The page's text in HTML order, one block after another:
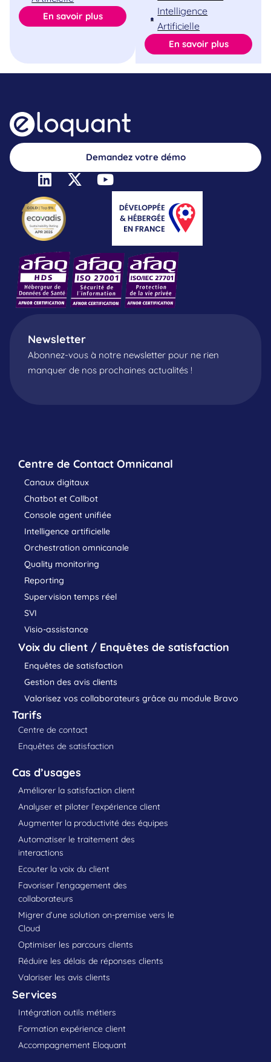
En savoir plus
Intelligence
Artificielle
En savoir plus
Demandez votre démo
Newsletter
Abonnez-vous à notre newsletter pour ne rien
manquer de nos prochaines actualités !
Centre de Contact Omnicanal
Canaux digitaux
Chatbot et Callbot
Console agent unifiée
Intelligence artificielle
Orchestration omnicanale
Quality monitoring
Reporting
Supervision temps réel
SVI
Visio-assistance
Voix du client / Enquêtes de satisfaction
Enquêtes de satisfaction
Gestion des avis clients
Valorisez vos collaborateurs grâce au module Bravo
Tarifs
Centre de contact
Enquêtes de satisfaction
Cas d’usages
Améliorer la satisfaction client
Analyser et piloter l’expérience client
Augmenter la productivité des équipes
Automatiser le traitement des
interactions
Ecouter la voix du client
Favoriser l’engagement des
collaborateurs
Migrer d’une solution on-premise vers le
Cloud
Optimiser les parcours clients
Réduire les délais de réponses clients
Valoriser les avis clients
Services
Intégration outils métiers
Formation expérience client
Accompagnement Eloquant